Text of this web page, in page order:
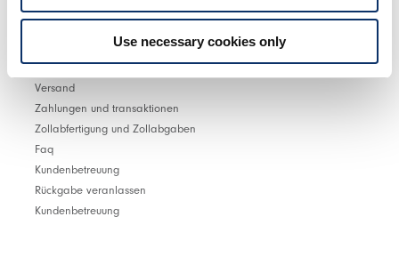
Use necessary cookies only
KUNDENBETREUUNG
Versand
Zahlungen und transaktionen
Zollabfertigung und Zollabgaben
Faq
Kundenbetreuung
Rückgabe veranlassen
Kundenbetreuung